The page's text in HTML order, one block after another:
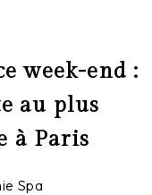
week-end :
au plus
à Paris
Spa